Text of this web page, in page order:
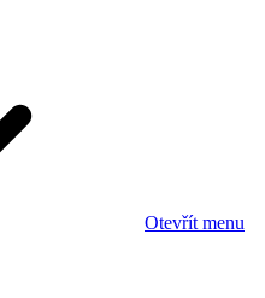
Otevřít menu